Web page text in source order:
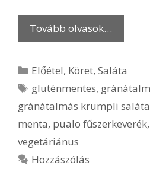
Tovább olvasok…
Kategória
Előétel, Köret,Saláta
Címkék
gluténmentes,
gránátalmás krumpli saláta
menta, pualo fűszerkeverék,
vegetáriánus
Hozzászólás